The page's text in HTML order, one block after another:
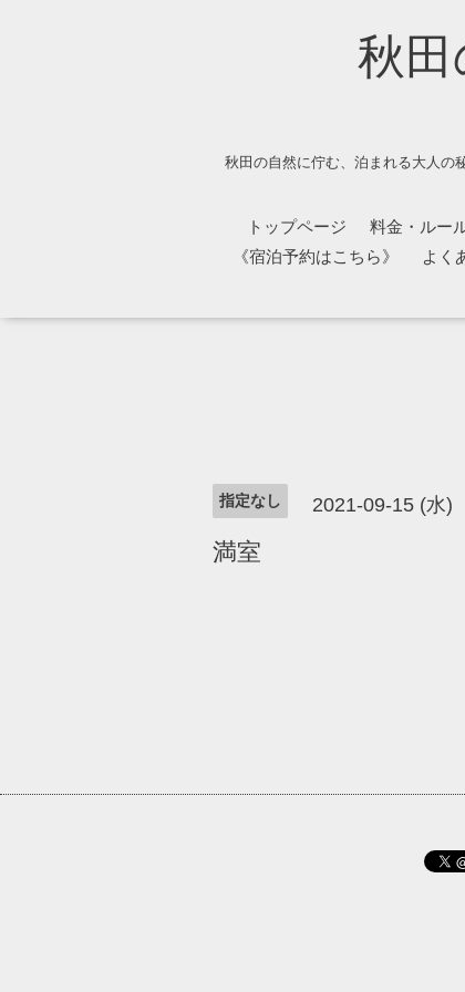
秋
秋田の自然に佇む、泊まれる大人の
トップページ 料金・ルー
《宿泊予約はこちら》
よく
指定なし 2021-09-15 (水)
満室